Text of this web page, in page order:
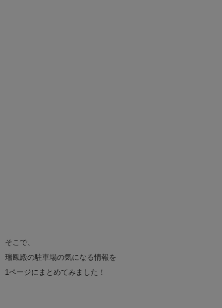
そこで、
瑞鳳殿の駐車場の気になる情報を
1ページにまとめてみました！